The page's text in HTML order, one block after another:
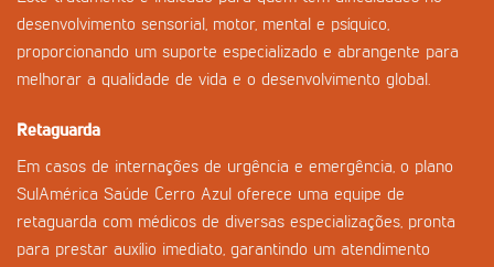
desenvolvimento sensorial, motor, mental e psíquico,
proporcionando um suporte especializado e abrangente para
melhorar a qualidade de vida e o desenvolvimento global.
Retaguarda
Em casos de internações de urgência e emergência, o plano
SulAmérica Saúde Cerro Azul oferece uma equipe de
retaguarda com médicos de diversas especializações, pronta
para prestar auxílio imediato, garantindo um atendimento